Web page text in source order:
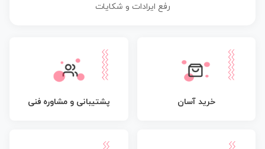
رفع ایرادات و شکایات
خرید آسان پشتیبانی و مشاوره فنی